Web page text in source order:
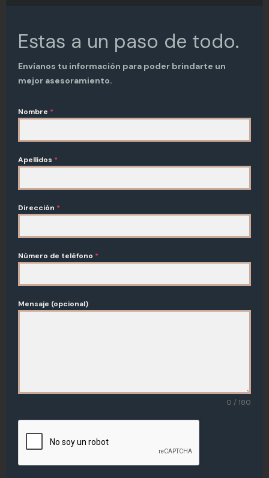
Conoce Pasaje Álamos
Estas a un paso de todo.
Envíanos tu información para poder brindarte un
mejor asesoramiento.
Nombre *
Apellidos *
Dirección *
Número de teléfono *
Mensaje (opcional)
0 / 180